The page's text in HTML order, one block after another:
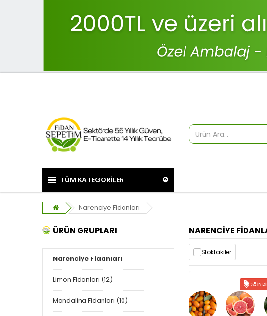
TÜM KATEGORİLER
Narenciye Fidanları
ÜRÜN GRUPLARI
Narenciye Fidanları
Limon Fidanları (12)
Mandalina Fidanları (10)
NARENCIYE
Stoktakiler
%5